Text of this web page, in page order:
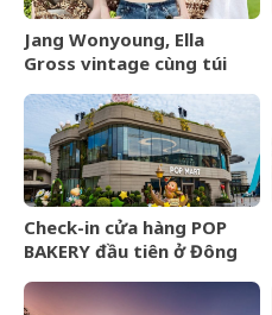
Jang Wonyoung, Ella
Gross vintage cùng túi
Check-in cửa hàng POP
BAKERY đầu tiên ở Đông